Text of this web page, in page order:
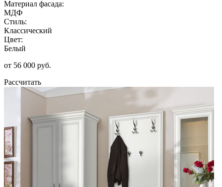
Материал фасада:
МДФ
Стиль:
Классический
Цвет:
Белый
от 56 000 руб.
Рассчитать